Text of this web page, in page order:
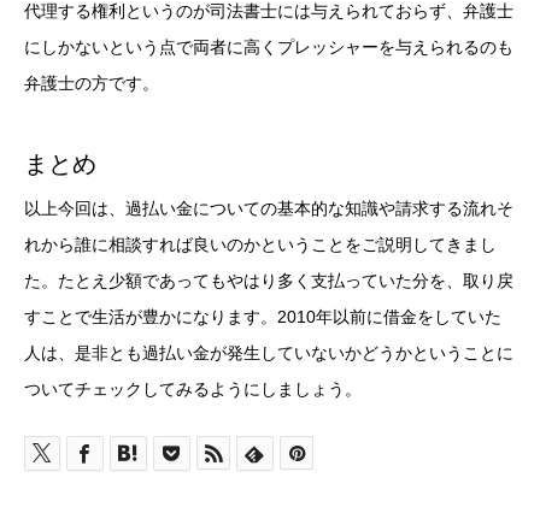
代理する権利というのが司法書士には与えられておらず、弁護士
にしかないという点で両者に高くプレッシャーを与えられるのも
弁護士の方です。
まとめ
以上今回は、過払い金についての基本的な知識や請求する流れそ
れから誰に相談すれば良いのかということをご説明してきまし
た。たとえ少額であってもやはり多く支払っていた分を、取り戻
すことで生活が豊かになります。2010年以前に借金をしていた
人は、是非とも過払い金が発生していないかどうかということに
ついてチェックしてみるようにしましょう。